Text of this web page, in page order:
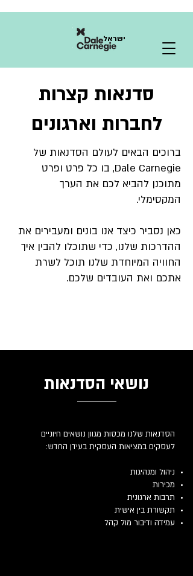
ישראל
סדנאות קצרות
לחברות וארגונים
ברוכים הבאים לעולם הסדנאות של
Dale Carnegie, בו כל פרט ופרט
מתוכנן להביא לכם את הערך
המקסימלי.
כאן נסביר כיצד אנו בונים ומעבירים את
ההדרכות שלנו, כדי שתוכלו להבין איך
החוויה המיוחדת שלנו תוכל לשרת
אתכם ואת העובדים שלכם.
נושאי הסדנאות
הסדנאות שלנו מכסות מגוון נושאים חיוניים
לעסקים במציאות העסקית בעידן החדש:
ניהול ומנהיגות
מכירות
תרבות ארגונית
תקשורת בין אישית
עמידה ודיבור מול קהל